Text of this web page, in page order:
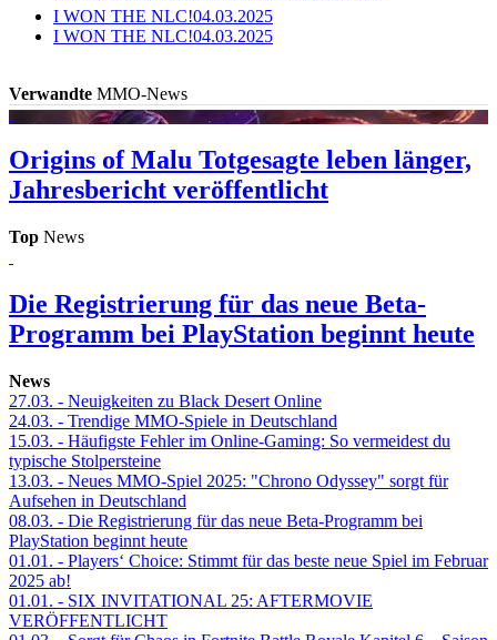
I WON THE NLC!04.03.2025
I WON THE NLC!04.03.2025
Verwandte MMO-News
Origins of Malu Totgesagte leben länger,
Jahresbericht veröffentlicht
Top News
Die Registrierung für das neue Beta-
Programm bei PlayStation beginnt heute
News
27.03. - Neuigkeiten zu Black Desert Online
24.03. - Trendige MMO-Spiele in Deutschland
15.03. - Häufigste Fehler im Online-Gaming: So vermeidest du
typische Stolpersteine
13.03. - Neues MMO-Spiel 2025: "Chrono Odyssey" sorgt für
Aufsehen in Deutschland
08.03. - Die Registrierung für das neue Beta-Programm bei
PlayStation beginnt heute
01.01. - Players‘ Choice: Stimmt für das beste neue Spiel im Februar
2025 ab!
01.01. - SIX INVITATIONAL 25: AFTERMOVIE
VERÖFFENTLICHT